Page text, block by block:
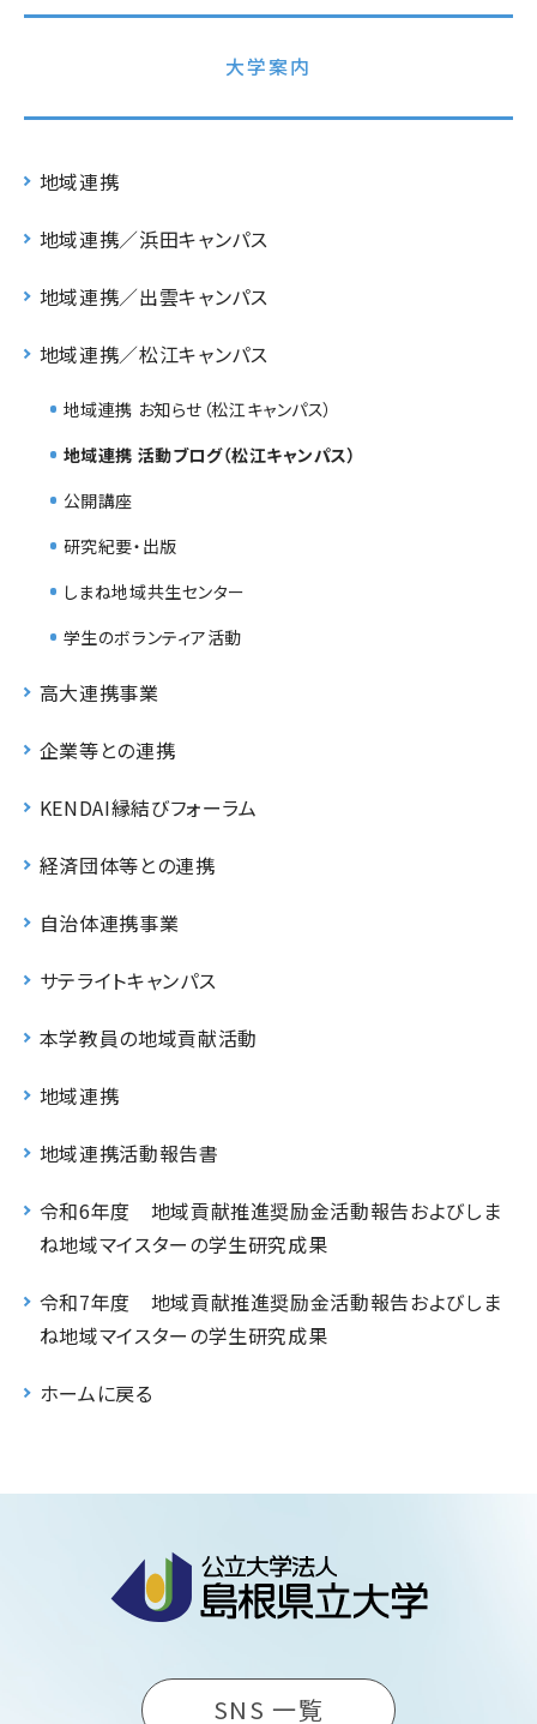
大学案内
地域連携
地域連携／浜田キャンパス
地域連携／出雲キャンパス
地域連携／松江キャンパス
地域連携 お知らせ（松江キャンパス）
地域連携 活動ブログ（松江キャンパス）
公開講座
研究紀要・出版
しまね地域共生センター
学生のボランティア活動
高大連携事業
企業等との連携
KENDAI縁結びフォーラム
経済団体等との連携
自治体連携事業
サテライトキャンパス
本学教員の地域貢献活動
地域連携
地域連携活動報告書
令和6年度 地域貢献推進奨励金活動報告およびしま
ね地域マイスターの学生研究成果
令和7年度 地域貢献推進奨励金活動報告およびしま
ね地域マイスターの学生研究成果
ホームに戻る
SNS 一覧